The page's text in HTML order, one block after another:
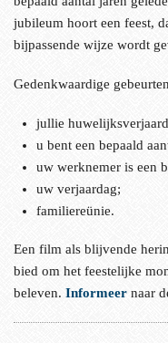
jubileum hoort een feest,
bijpassende wijze wordt
Gedenkwaardige
jullie
u bent een bepaald
uw werknemer is een
uw verjaardag;
familiereünie.
Een film als blijvende
bied om het feestelijke
beleven. Informeer naar